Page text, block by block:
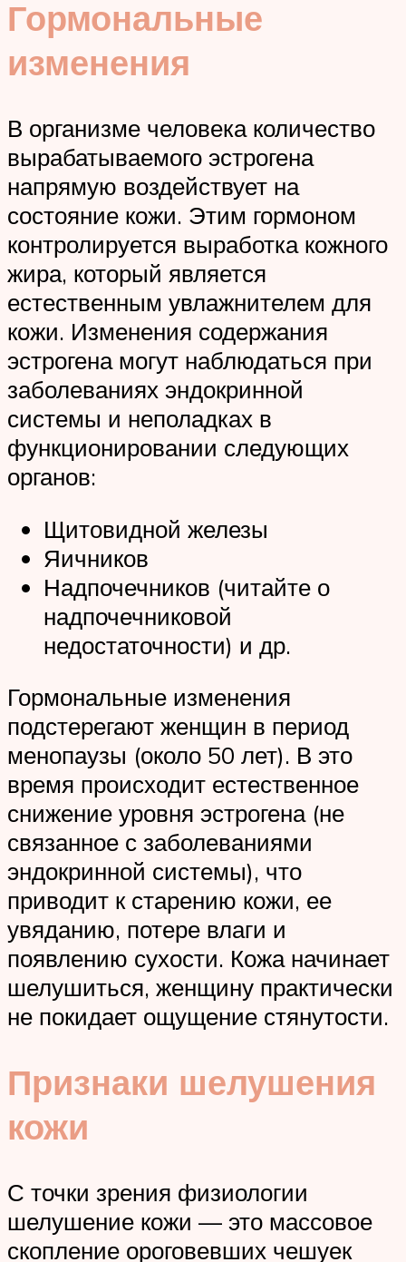
Гормональные
изменения
В организме человека количество
вырабатываемого эстрогена
напрямую воздействует на
состояние кожи. Этим гормоном
контролируется выработка кожного
жира, который является
естественным увлажнителем для
кожи. Изменения содержания
эстрогена могут наблюдаться при
заболеваниях эндокринной
системы и неполадках в
функционировании следующих
органов:
Щитовидной железы
Яичников
Надпочечников (читайте о
надпочечниковой
недостаточности) и др.
Гормональные изменения
подстерегают женщин в период
менопаузы (около 50 лет). В это
время происходит естественное
снижение уровня эстрогена (не
связанное с заболеваниями
эндокринной системы), что
приводит к старению кожи, ее
увяданию, потере влаги и
появлению сухости. Кожа начинает
шелушиться, женщину практически
не покидает ощущение стянутости.
Признаки шелушения
кожи
С точки зрения физиологии
шелушение кожи — это массовое
скопление ороговевших чешуек